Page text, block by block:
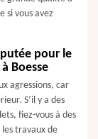
si vous avez
pour le
Boesse
agressions, car
S’il y a des
fiez-vous à des
travaux de